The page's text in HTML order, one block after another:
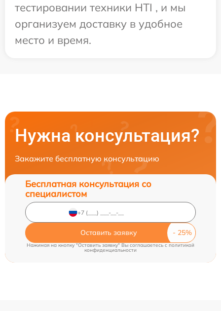
тестировании техники HTI , и мы
организуем доставку в удобное
место и время.
Нужна консультация?
Закажите бесплатную консультацию
Бесплатная консультация со
специалистом
Оставить заявку
Нажимая на кнопку "Оставить заявку" Вы соглашаетесь cполитикой
конфиденциальности